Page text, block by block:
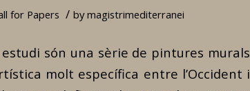
for Papers / bymagistrimediterranei
estudi són una sèrie de pintures murals
molt específica entre l’Occident i